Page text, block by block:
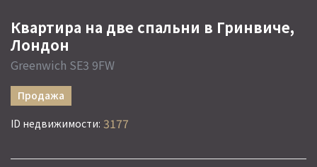
Квартира на две спальни в Гринвиче,
Лондон
Greenwich SE3 9FW
Продажа
ID недвижимости: 3177